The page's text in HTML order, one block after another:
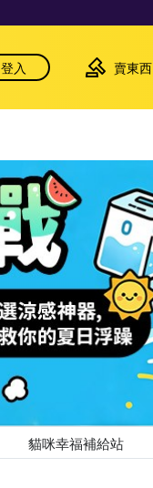
登入 賣東西
貓咪幸福補給站